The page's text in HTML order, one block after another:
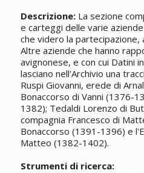
Descrizione:La sezione
e carteggi delle varie
che videro la partecipazione,
Altre aziende che hanno
avignonese, e con cui Datini
lasciano nell'Archivio una
Ruspi Giovanni, erede di
Bonaccorso di Vanni (1376-
1382); Tedaldi Lorenzo di
compagnia Francesco di
Bonaccorso (1391-1396) e
Matteo (1382-1402).
Strumenti di ricerca: